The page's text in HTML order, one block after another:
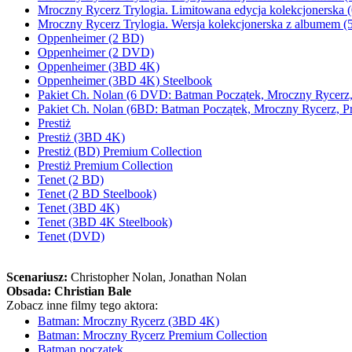
Mroczny Rycerz Trylogia. Limitowana edycja kolekcjonerska
Mroczny Rycerz Trylogia. Wersja kolekcjonerska z albumem
Oppenheimer (2 BD)
Oppenheimer (2 DVD)
Oppenheimer (3BD 4K)
Oppenheimer (3BD 4K) Steelbook
Pakiet Ch. Nolan (6 DVD: Batman Początek, Mroczny
Pakiet Ch. Nolan (6BD: Batman Początek, Mroczny Rycerz,
Prestiż
Prestiż (3BD 4K)
Prestiż (BD) Premium Collection
Prestiż Premium Collection
Tenet (2 BD)
Tenet (2 BD Steelbook)
Tenet (3BD 4K)
Tenet (3BD 4K Steelbook)
Tenet (DVD)
Scenariusz: Christopher Nolan, Jonathan Nolan
Obsada: Christian Bale
Zobacz inne filmy tego aktora:
Batman: Mroczny Rycerz (3BD 4K)
Batman: Mroczny Rycerz Premium Collection
Batman początek